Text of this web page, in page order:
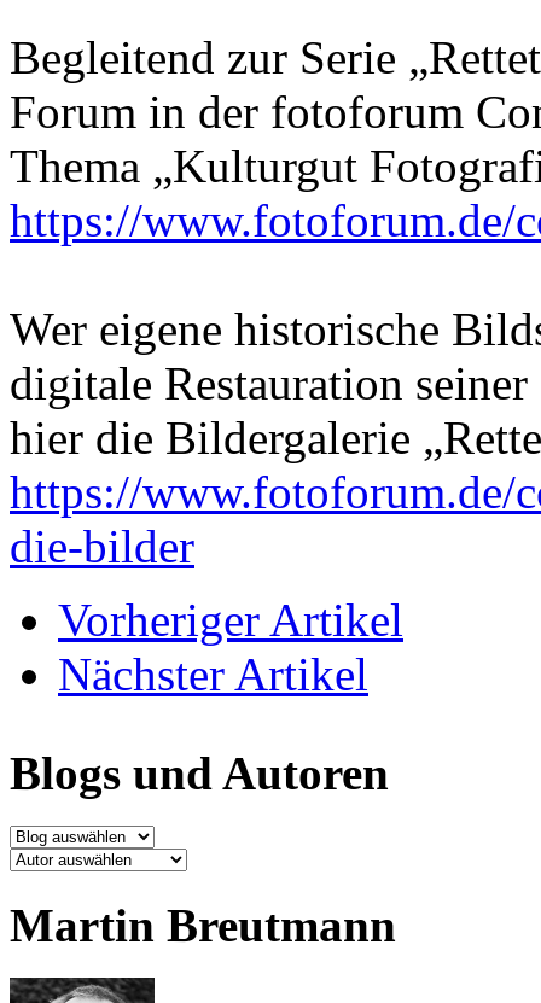
Begleitend zur Serie
Forum in der fotoforum
Thema „Kulturgut
https://www.fotoforum.de/
Wer eigene historische
digitale Restauration
hier die Bildergalerie
https://www.fotoforum.de/
die-bilder
Vorheriger Artikel
Nächster Artikel
Blogs und Autoren
Blog
Autor
Martin Breutmann